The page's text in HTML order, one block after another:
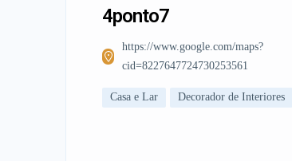
4ponto7
https://www.google.com/maps?
cid=8227647724730253561
Casa e Lar Decorador de Interiores